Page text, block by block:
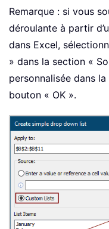
Remarque : si vous
déroulante à partir
dans Excel,
» dans la section «
personnalisée dans
bouton « OK ».